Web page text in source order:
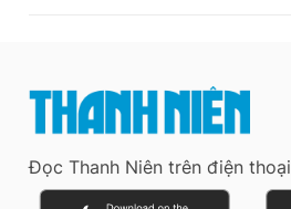
Đọc Thanh Niên trên điện thoại